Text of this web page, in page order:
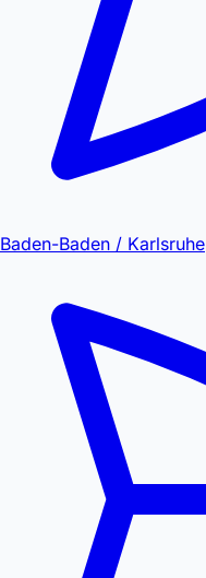
Baden-Baden / Karlsruhe